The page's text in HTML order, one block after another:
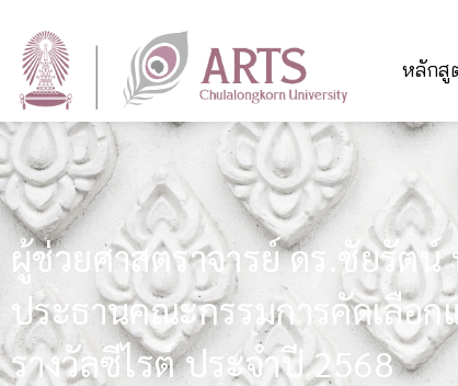
หลักสู
ผู้ช่วยศาสตราจารย์ ดร.ชัยรัต
ประธานคณะกรรมการคัดเลือ
รางวัลซีไรต์ ประจำปี 2568